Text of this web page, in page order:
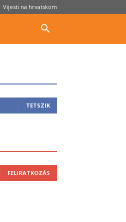
Vijesti na hrvatskom
TETSZIK
FELIRATKOZÁS